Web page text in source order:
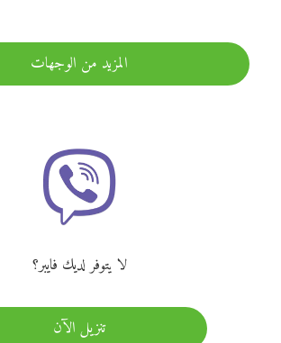
المزيد من الوجهات
لا يتوفر لديك فايبر؟
تنزيل الآن